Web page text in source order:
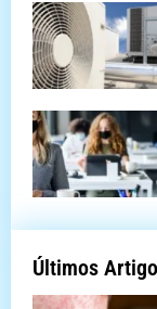
Últimos